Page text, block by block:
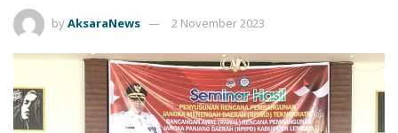
byAksaraNews 2 November 2023